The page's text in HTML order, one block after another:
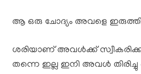
ആ ഒരു ചോദ്യം അവളെ ഇരുത്തി
ശരിയാണ് അവൾക്ക്
തന്നെ ഇല്ല ഇനി അവൾ തിരിച്ചു